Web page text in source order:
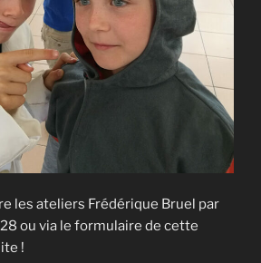
les ateliers Frédérique Bruel par
ou via le formulaire de cette
!